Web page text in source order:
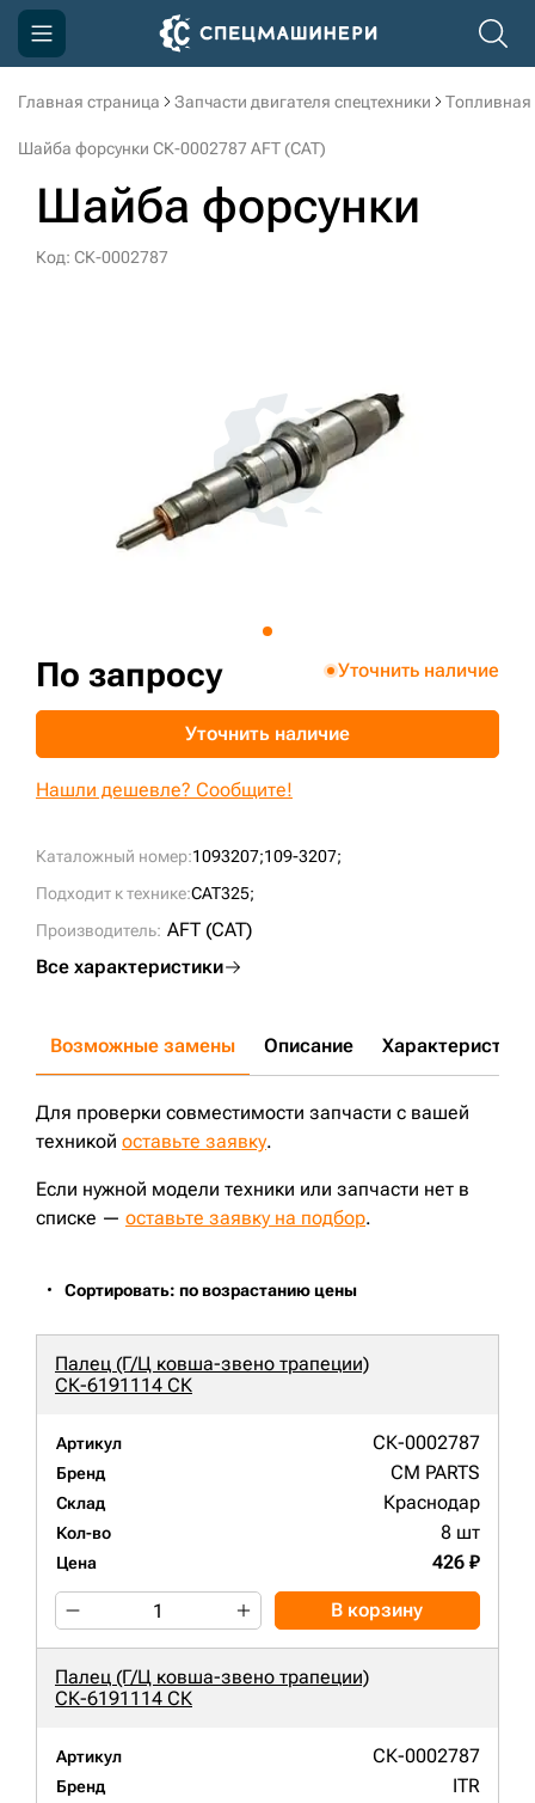
Главная страница Запчасти двигателя спецтехники Топливная
Шайба форсунки СК-0002787 AFT (CAT)
Шайба форсунки
Код: СК-0002787
Каталожный номер:1093207;109-3207;
Подходит к технике:CAT325;
Производитель: AFT (CAT)
Все характеристики
По запросу Уточнить наличие
Уточнить наличие
Нашли дешевле? Сообщите!
Возможные замены Описание Характеристики
Для проверки совместимости запчасти с вашей
техникой оставьте заявку.
Если нужной модели техники или запчасти нет в
списке — оставьте заявку на подбор.
Сортировать: по возрастанию цены
Палец (Г/Ц ковша-звено трапеции)
СК-6191114 СК
Артикул СК-0002787
Бренд CM PARTS
Склад Краснодар
Кол-во 8 шт
Цена 426 ₽
В корзину
Палец (Г/Ц ковша-звено трапеции)
СК-6191114 СК
Артикул СК-0002787
Бренд ITR
Компания
Доставка и оплата
Информация
sksale@skdst.ru